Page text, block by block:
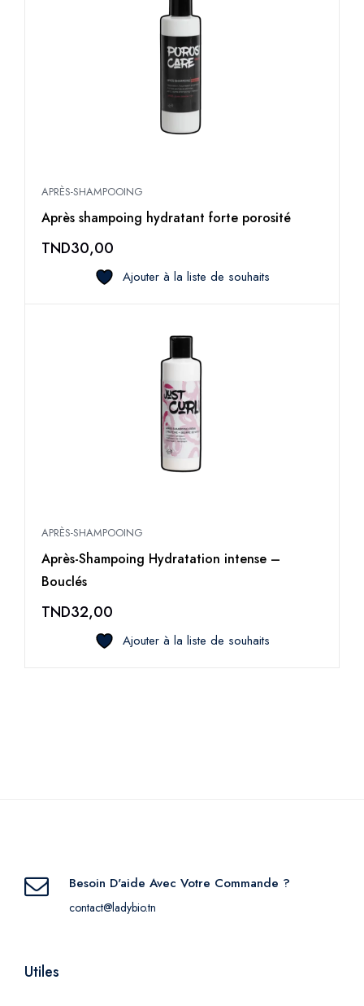
APRÈS-SHAMPOOING
Après shampoing hydratant forte porosité
TND30,00
Ajouter à la liste de souhaits
APRÈS-SHAMPOOING
Après-Shampoing Hydratation intense –
Bouclés
TND32,00
Ajouter à la liste de souhaits
Besoin D'aide Avec Votre Commande ?
contact@ladybio.tn
Utiles